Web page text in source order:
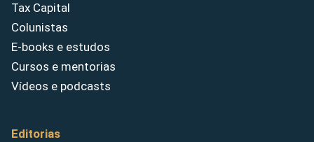
Tax Capital
Colunistas
E-books e estudos
Cursos e mentorias
Vídeos e podcasts
Editorias